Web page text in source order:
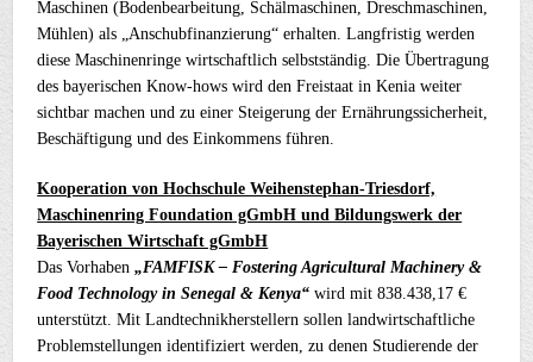
Maschinen (Bodenbearbeitung, Schälmaschinen, Dreschmaschinen,
Mühlen) als „Anschubfinanzierung“ erhalten. Langfristig werden
diese Maschinenringe wirtschaftlich selbstständig. Die Übertragung
des bayerischen Know-hows wird den Freistaat in Kenia weiter
sichtbar machen und zu einer Steigerung der Ernährungssicherheit,
Beschäftigung und des Einkommens führen.
Kooperation von Hochschule Weihenstephan-Triesdorf,
Maschinenring Foundation gGmbH und Bildungswerk der
Bayerischen Wirtschaft gGmbH
Das Vorhaben„FAMFISK – Fostering Agricultural Machinery &
Food Technology in Senegal & Kenya“ wird mit 838.438,17 €
unterstützt. Mit Landtechnikherstellern sollen landwirtschaftliche
Problemstellungen identifiziert werden, zu denen Studierende der